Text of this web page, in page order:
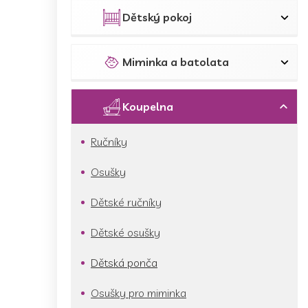
Dětský pokoj
Miminka a batolata
Koupelna
Ručníky
Osušky
Dětské ručníky
Dětské osušky
Dětská ponča
Osušky pro miminka